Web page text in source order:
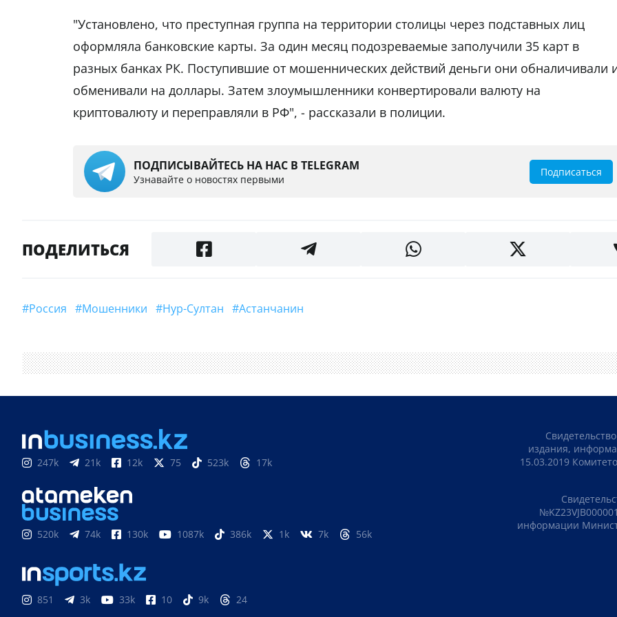
"Установлено, что преступная группа на территории столицы через подставных лиц
оформляла банковские карты. За один месяц подозреваемые заполучили 35 карт в
разных банках РК. Поступившие от мошеннических действий деньги они обналичивали
обменивали на доллары. Затем злоумышленники конвертировали валюту на
криптовалюту и переправляли в РФ", - рассказали в полиции.
ПОДПИСЫВАЙТЕСЬ НА НАС В TELEGRAM
Узнавайте о новостях первыми
Подписаться
ПОДЕЛИТЬСЯ
#Россия #Мошенники #Нур-Султан #астанчанин
247k 21k 12k 75 523k 17k
520k 74k 130k 1087k 386k 1k 7k 56k
851 3k 33k 10 9k 24
издания,
15.03.2019
информации